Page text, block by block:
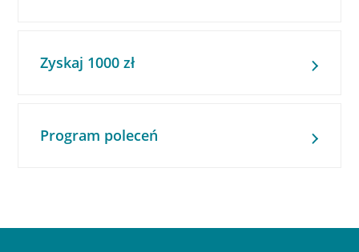
Zyskaj 1000 zł
Program poleceń